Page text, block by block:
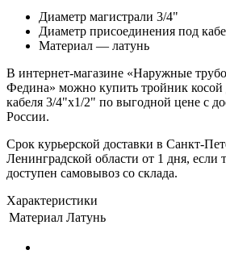
Диаметр магистрали 3/4"
Диаметр присоединения под
Материал — латунь
В интернет-магазине «Наружные
Федина» можно купить тройник косой
кабеля 3/4"x1/2" по выгодной цене с
России.
Срок курьерской доставки в Санкт-
Ленинградской области от 1 дня, если
доступен самовывоз со склада.
Характеристики
Материал Латунь